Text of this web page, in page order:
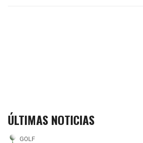
ÚLTIMAS NOTICIAS
GOLF